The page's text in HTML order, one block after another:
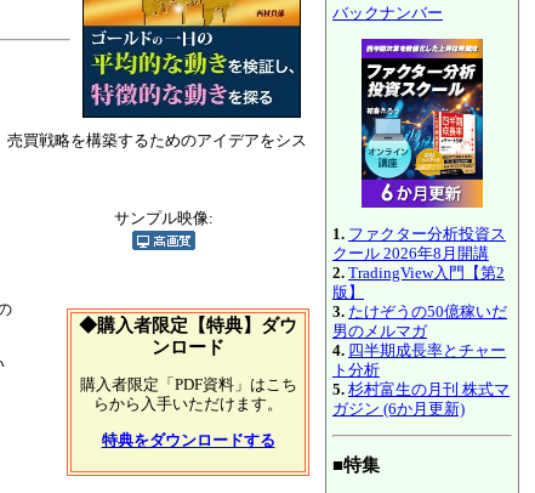
買戦略を構築するためのアイデアをシス
サンプル映像:
◆購入者限定【特典】ダウ
ンロード
購入者限定「PDF資料」はこち
らから入手いただけます。
特典をダウンロードする
バックナンバー
1. ファクター分析投資ス
クール 2026年8月開講
2. TradingView入門【第2
版】
3. たけぞうの50億稼いだ
男のメルマガ
4. 四半期成長率とチャー
ト分析
5. 杉村富生の月刊 株式マ
ガジン (6か月更新)
■特集